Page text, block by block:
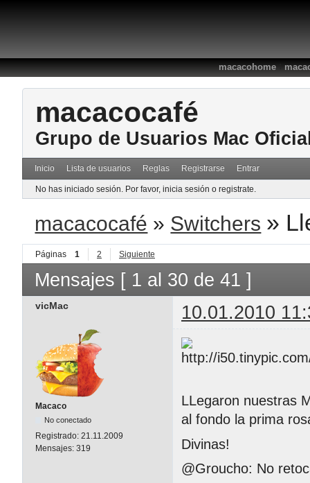
macacohome:
macacocafé
Grupo de Usuarios Mac
Inicio Lista de usuarios Reglas Registrarse Entrar
No has iniciado sesión. Por favor, inicia sesión o registrate.
macacocafé » Switchers »
Páginas 1 2 Siguiente
Mensajes [ 1 al 30 de 41 ]
vicMac 10.01.2010
Macaco
No conectado
Registrado: 21.11.2009
Mensajes: 319
LLegaron nuestras
al fondo la prima
Divinas!
@Groucho: No